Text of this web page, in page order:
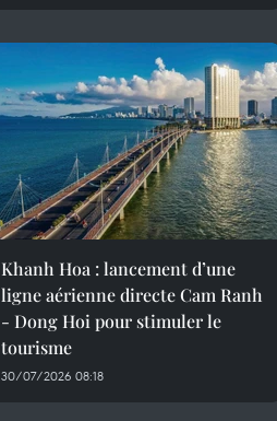
Khanh Hoa : lancement d’une
ligne aérienne directe Cam Ranh
- Dong Hoi pour stimuler le
tourisme
30/07/2026 08:18